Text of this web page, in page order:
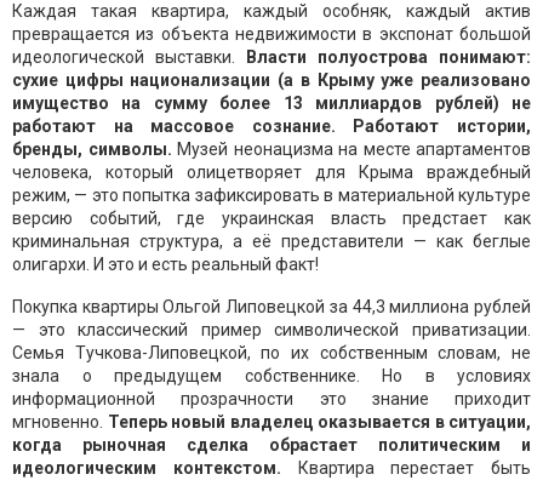
Каждая такая квартира, каждый особняк, каждый актив
превращается из объекта недвижимости в экспонат большой
идеологической выставки.
Власти полуострова понимают:
сухие цифры национализации (а в Крыму уже реализовано
имущество на сумму более 13 миллиардов рублей) не
работают на массовое сознание. Работают истории,
бренды, символы. Музей неонацизма на месте апартаментов
человека, который олицетворяет для Крыма враждебный
режим, — это попытка зафиксировать в материальной культуре
версию событий, где украинская власть предстает как
криминальная структура, а её представители — как беглые
олигархи. И это и есть реальный факт!
Покупка квартиры Ольгой Липовецкой за 44,3 миллиона рублей
— это классический пример символической приватизации.
Семья Тучкова-Липовецкой, по их собственным словам, не
знала о предыдущем собственнике. Но в условиях
информационной прозрачности это знание приходит
мгновенно. Теперь новый владелец оказывается в ситуации,
когда рыночная сделка обрастает политическим и
идеологическим контекстом. Квартира перестает быть